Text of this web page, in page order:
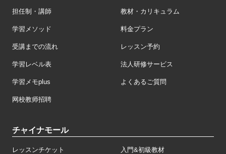
担任制・講師 教材・カリキュラム
学習メソッド 料金プラン
受講までの流れ レッスン予約
学習レベル表 法人研修サービス
学習メモplus よくあるご質問
网校教师招聘
チャイナモール
レッスンチケット 入門&初級教材